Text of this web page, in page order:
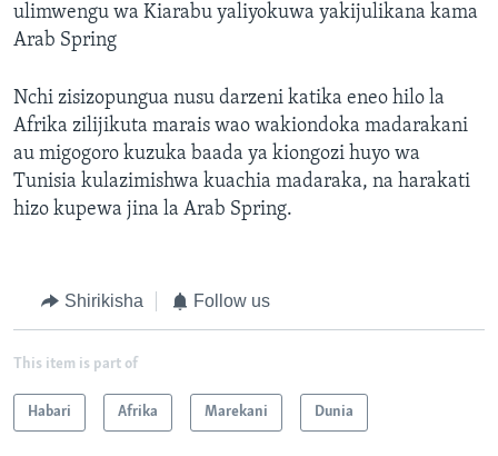
ulimwengu wa Kiarabu yaliyokuwa yakijulikana kama
Arab Spring
Nchi zisizopungua nusu darzeni katika eneo hilo la
Afrika zilijikuta marais wao wakiondoka madarakani
au migogoro kuzuka baada ya kiongozi huyo wa
Tunisia kulazimishwa kuachia madaraka, na harakati
hizo kupewa jina la Arab Spring.
Shirikisha Follow us
This item is part of
Habari Afrika Marekani Dunia